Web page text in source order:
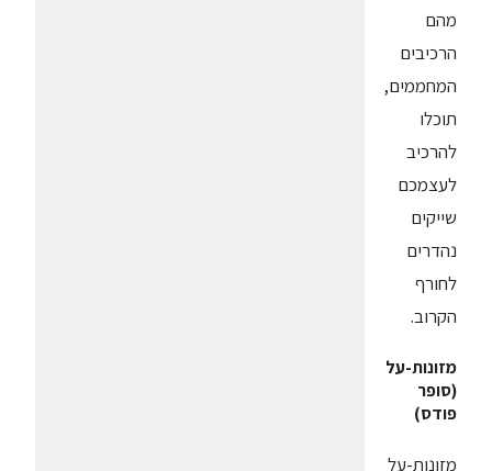
מהם
הרכיבים
המחממים,
תוכלו
להרכיב
לעצמכם
שייקים
נהדרים
לחורף
הקרוב.
מזונות-על
(סופר
פודס)
מזונות-על